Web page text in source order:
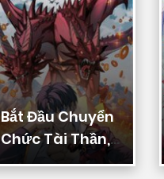
Bắt Đầu Chuyển
Chức Tài Thần,
Ta Chuyển Hóa